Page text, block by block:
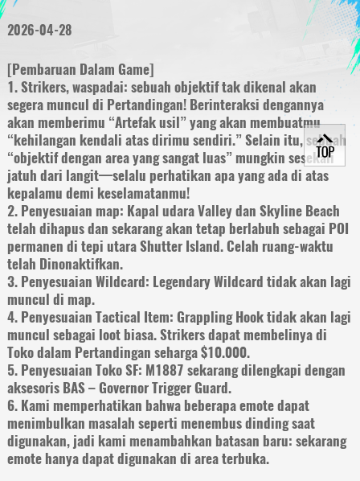
2026-04-28
[Pembaruan Dalam Game]
1. Strikers, waspadai: sebuah objektif tak dikenal akan
segera muncul di Pertandingan! Berinteraksi dengannya
akan memberimu “Artefak usil” yang akan membuatmu
“kehilangan kendali atas dirimu sendiri.” Selain itu, sebuah
“objektif dengan area yang sangat luas” mungkin sesekali
jatuh dari langit—selalu perhatikan apa yang ada di atas
kepalamu demi keselamatanmu!
2. Penyesuaian map: Kapal udara Valley dan Skyline Beach
telah dihapus dan sekarang akan tetap berlabuh sebagai POI
permanen di tepi utara Shutter Island. Celah ruang-waktu
telah Dinonaktifkan.
3. Penyesuaian Wildcard: Legendary Wildcard tidak akan lagi
muncul di map.
4. Penyesuaian Tactical Item: Grappling Hook tidak akan lagi
muncul sebagai loot biasa. Strikers dapat membelinya di
Toko dalam Pertandingan seharga $10.000.
5. Penyesuaian Toko SF: M1887 sekarang dilengkapi dengan
aksesoris BAS – Governor Trigger Guard.
6. Kami memperhatikan bahwa beberapa emote dapat
menimbulkan masalah seperti menembus dinding saat
digunakan, jadi kami menambahkan batasan baru: sekarang
emote hanya dapat digunakan di area terbuka.